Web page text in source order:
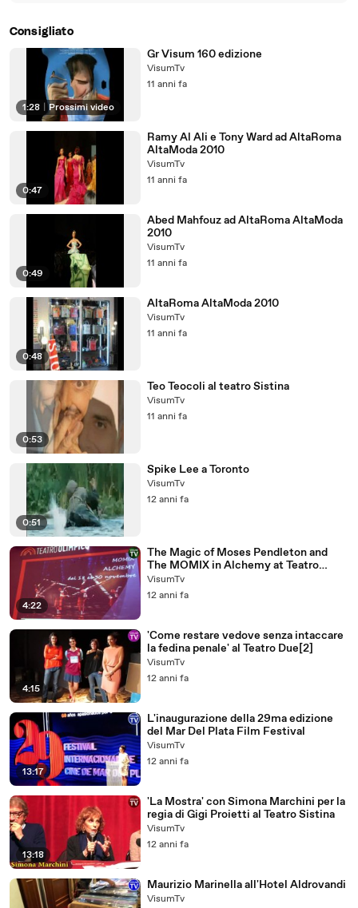
Consigliato
1:28 Prossimi video
Gr Visum 160 edizione
VisumTv
11 anni fa
0:47
Ramy Al Ali e Tony Ward ad AltaRoma
AltaModa 2010
VisumTv
11 anni fa
0:49
Abed Mahfouz ad AltaRoma AltaModa
2010
VisumTv
11 anni fa
0:48
AltaRoma AltaModa 2010
VisumTv
11 anni fa
0:53
Teo Teocoli al teatro Sistina
VisumTv
11 anni fa
0:51
Spike Lee a Toronto
VisumTv
12 anni fa
4:22
The Magic of Moses Pendleton and
The MOMIX in Alchemy at Teatro
Olimpico[1]
VisumTv
12 anni fa
4:15
'Come restare vedove senza intaccare
la fedina penale' al Teatro Due[2]
VisumTv
12 anni fa
13:17
L'inaugurazione della 29ma edizione
del Mar Del Plata Film Festival
VisumTv
12 anni fa
13:18
'La Mostra' con Simona Marchini per la
regia di Gigi Proietti al Teatro Sistina
VisumTv
12 anni fa
Maurizio Marinella all'Hotel Aldrovandi
VisumTv